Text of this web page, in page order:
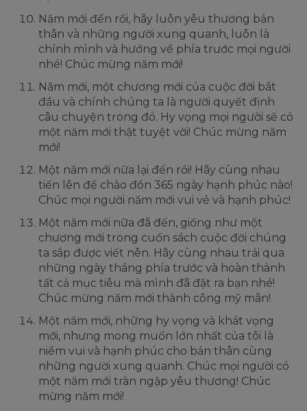
Năm mới đến rồi, hãy luôn yêu thương bản
thân và những người xung quanh, luôn là
chính mình và hướng về phía trước mọi người
nhé! Chúc mừng năm mới!
Năm mới, một chương mới của cuộc đời bắt
đầu và chính chúng ta là người quyết định
câu chuyện trong đó. Hy vọng mọi người sẽ có
một năm mới thật tuyệt vời! Chúc mừng năm
mới!
Một năm mới nữa lại đến rồi! Hãy cùng nhau
tiến lên để chào đón 365 ngày hạnh phúc nào!
Chúc mọi người năm mới vui vẻ và hạnh phúc!
Một năm mới nữa đã đến, giống như một
chương mới trong cuốn sách cuộc đời chúng
ta sắp được viết nên. Hãy cùng nhau trải qua
những ngày tháng phía trước và hoàn thành
tất cả mục tiêu mà mình đã đặt ra bạn nhé!
Chúc mừng năm mới thành công mỹ mãn!
Một năm mới, những hy vọng và khát vọng
mới, nhưng mong muốn lớn nhất của tôi là
niềm vui và hạnh phúc cho bản thân cùng
những người xung quanh. Chúc mọi người có
một năm mới tràn ngập yêu thương! Chúc
mừng năm mới!